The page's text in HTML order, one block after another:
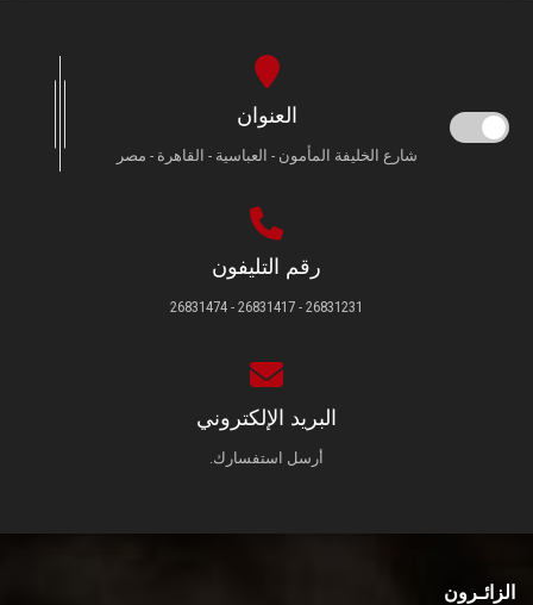
العنوان
شارع الخليفة المأمون - العباسية - القاهرة - مصر
رقم التليفون
26831231 - 26831417 - 26831474
البريد الإلكتروني
أرسل استفسارك.
الزائـرون